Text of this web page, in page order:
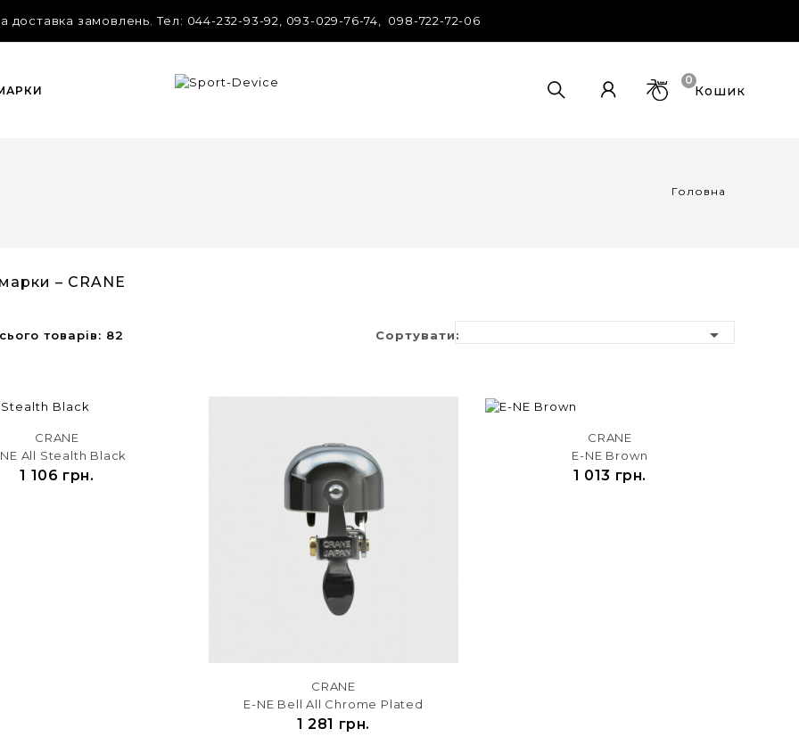
доставка замовлень. Tел: 044-232-93-92, 093-029-76-74, 098-722-72-06
Кошик
0
Головна
– CRANE
товарів: 82 Сортувати: 
CRANE
All Stealth Black
1 106 грн.
CRANE
E-NE Bell All Chrome Plated
1 281 грн.
CRANE
E-NE Brown
1 013 грн.